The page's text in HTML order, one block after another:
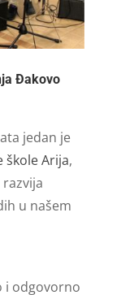
Đakovo
jedan je
škole Arija,
u našem
i odgovorno